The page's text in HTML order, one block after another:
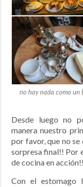
no hay nada como un
Desde luego no
manera nuestro
por favor, que no
sorpresa final!! Por
de cocina en acción!!
Con el estomago